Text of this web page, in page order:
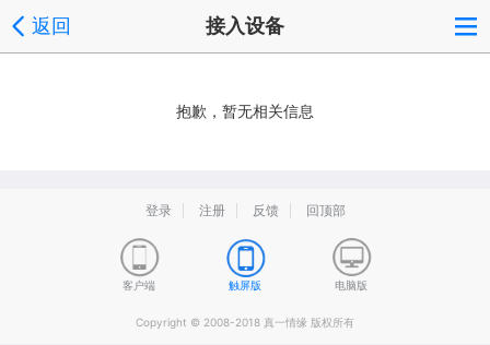
返回 接入设备
抱歉，暂无相关信息
登录 注册 反馈 回顶部
客户端 触屏版 电脑版
Copyright © 2008-2018 真一情缘 版权所有